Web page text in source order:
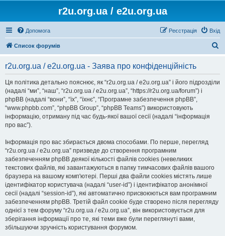
r2u.org.ua / e2u.org.ua
Допомога Вхід
Реєстрація
Список форумів
r2u.org.ua / e2u.org.ua - Заява про конфіденційність
Ця політика детально пояснює, як “r2u.org.ua / e2u.org.ua” і його підрозділи
(надалі “ми”, “наш”, “r2u.org.ua / e2u.org.ua”, “https://r2u.org.ua/forum”) і
phpBB (надалі “вони”, “їх”, “їхнє”, “Програмне забезпечення phpBB”,
“www.phpbb.com”, “phpBB Group”, “phpBB Teams”) використовують
інформацію, отриману під час будь-якої вашої сесії (надалі “інформація
про вас”).
Інформація про вас збирається двома способами. По перше, перегляд
“r2u.org.ua / e2u.org.ua” призведе до створення програмним
забезпеченням phpBB деякої кількості файлів cookies (невеликих
текстових файлів, які завантажуються в папку тимчасових файлів вашого
браузера на вашому комп'ютері. Перші два файли cookies містять лише
ідентифікатор користувача (надалі “user-id”) і ідентифікатор анонімної
сесії (надалі “session-id”), які автоматично присвоюються вам програмним
забезпеченням phpBB. Третій файл cookie буде створено після перегляду
однієї з тем форуму “r2u.org.ua / e2u.org.ua”, він використовується для
зберігання інформації про те, які теми вже були переглянуті вами,
збільшуючи зручність користування форумом.